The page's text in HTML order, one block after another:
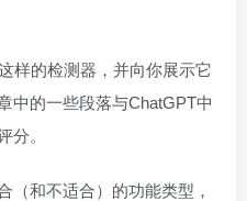
样的检测器，并向你展示它
中的一些段落与ChatGPT中
分。
（和不适合）的功能类型，